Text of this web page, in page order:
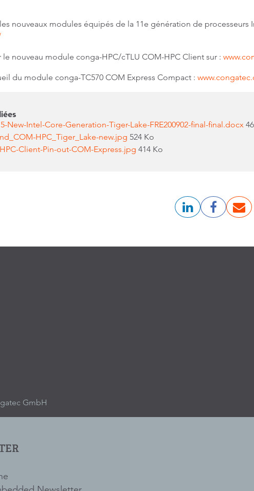
nouveaux modules équipés de la 11e génération de processeurs
le nouveau module conga-HPC/cTLU COM-HPC Client sur :
du module conga-TC570 COM Express Compact :
New-Intel-Core-Generation-Tiger-Lake-FRE200902-final-final.docx
HPC_Tiger_Lake-new.jpg 524 Ko
Client-Pin-out-COM-Express.jpg414 Ko
GmbH